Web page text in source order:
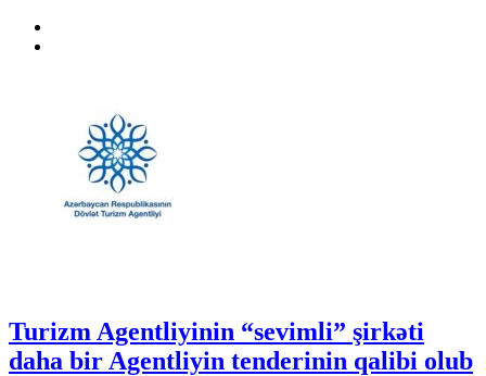
Turizm Agentliyinin “sevimli” şirkəti
daha bir Agentliyin tenderinin qalibi olub